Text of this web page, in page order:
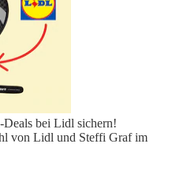
bei Lidl sichern!
von Lidl und Steffi Graf im